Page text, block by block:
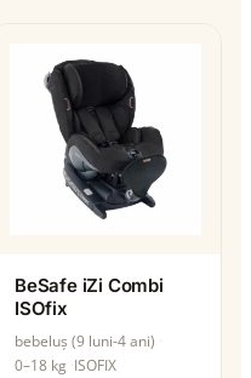
BeSafe iZi Combi
ISOfix
bebeluș (9 luni-4 ani)
0–18 kg ISOFIX